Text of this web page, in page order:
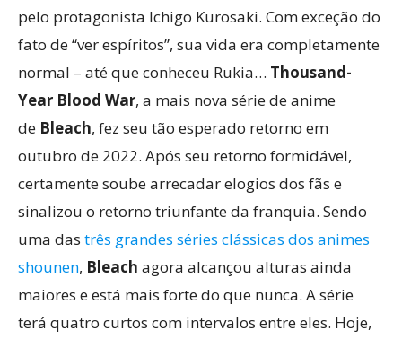
pelo protagonista Ichigo Kurosaki. Com exceção do
fato de “ver espíritos”, sua vida era completamente
normal – até que conheceu Rukia… Thousand-
Year Blood War, a mais nova série de anime
de Bleach, fez seu tão esperado retorno em
outubro de 2022. Após seu retorno formidável,
certamente soube arrecadar elogios dos fãs e
sinalizou o retorno triunfante da franquia. Sendo
uma das três grandes séries clássicas dos animes
shounen, Bleach agora alcançou alturas ainda
maiores e está mais forte do que nunca. A série
terá quatro curtos com intervalos entre eles. Hoje,